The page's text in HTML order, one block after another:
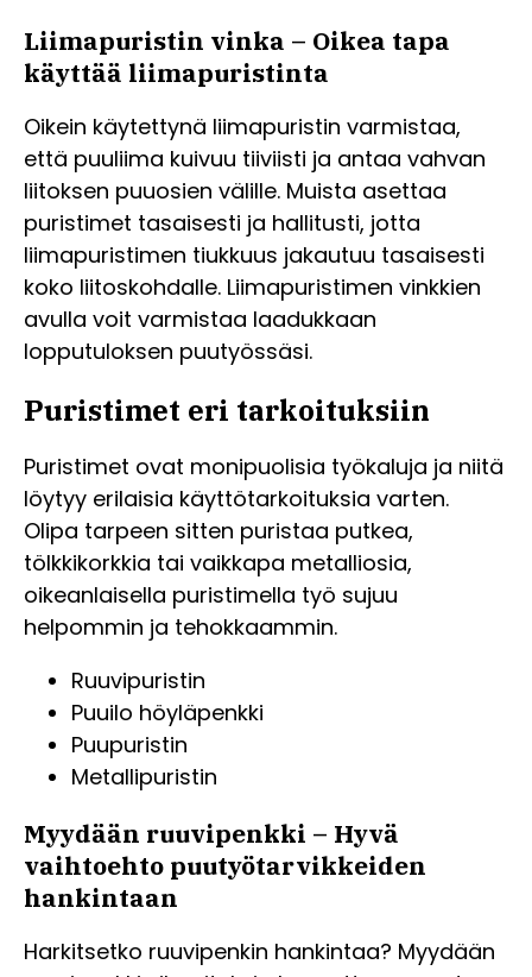
Liimapuristin vinka – Oikea tapa
käyttää liimapuristinta
Oikein käytettynä liimapuristin varmistaa,
että puuliima kuivuu tiiviisti ja antaa vahvan
liitoksen puuosien välille. Muista asettaa
puristimet tasaisesti ja hallitusti, jotta
liimapuristimen tiukkuus jakautuu tasaisesti
koko liitoskohdalle. Liimapuristimen vinkkien
avulla voit varmistaa laadukkaan
lopputuloksen puutyössäsi.
Puristimet eri tarkoituksiin
Puristimet ovat monipuolisia työkaluja ja niitä
löytyy erilaisia käyttötarkoituksia varten.
Olipa tarpeen sitten puristaa putkea,
tölkkikorkkia tai vaikkapa metalliosia,
oikeanlaisella puristimella työ sujuu
helpommin ja tehokkaammin.
Ruuvipuristin
Puuilo höyläpenkki
Puupuristin
Metallipuristin
Myydään ruuvipenkki – Hyvä
vaihtoehto puutyötarvikkeiden
hankintaan
Harkitsetko ruuvipenkin hankintaa? Myydään